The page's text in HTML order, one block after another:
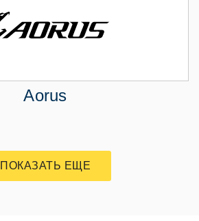
Aorus
ПОКАЗАТЬ ЕЩЕ